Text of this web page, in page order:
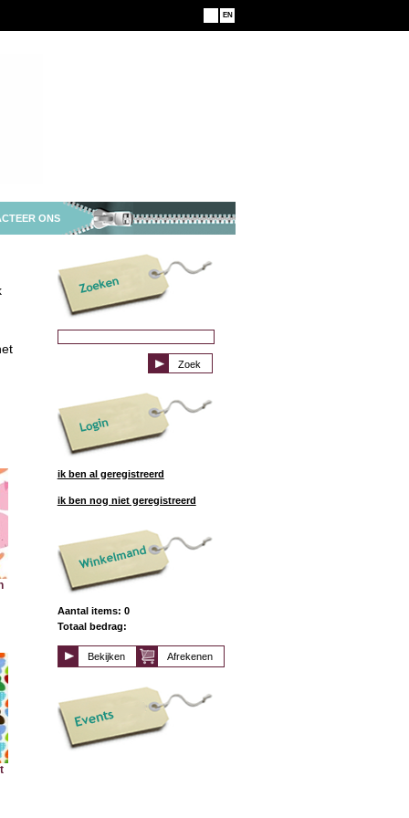
EN
ONS
ik ben al geregistreerd
ik ben nog niet geregistreerd
Aantal items: 0
Totaal bedrag:
Afrekenen
Bekijken